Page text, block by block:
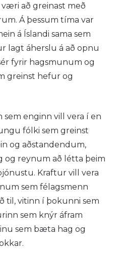
að greinast með
Á þessum tíma var
á Íslandi sama sem
lagt áherslu á að opnu
fyrir hagsmunum og
greinst hefur og
enginn vill vera í en
fólki sem greinst
og aðstandendum,
og reynum að létta þeim
Kraftur vill vera
sem félagsmenn
til, vitinn í þokunni sem
sem knýr áfram
sem bæta hag og